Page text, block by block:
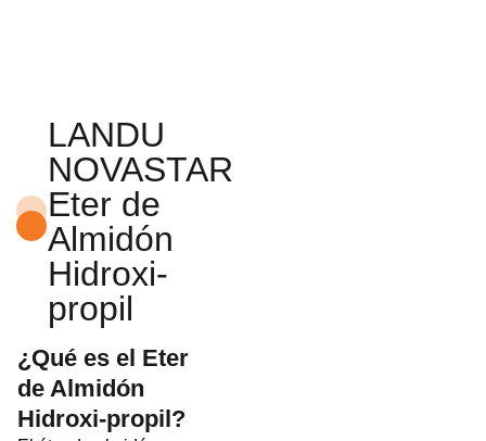
LANDU
NOVASTAR
Eter de
Almidón
Hidroxi-
propil
¿Qué es el Eter
de Almidón
Hidroxi-propil?